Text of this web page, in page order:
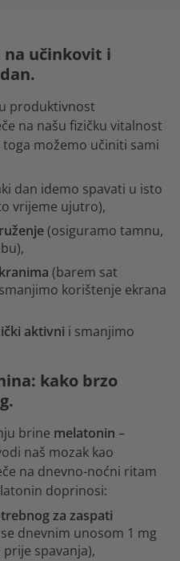
na učinkovit i
produktivnost
na našu fizičku vitalnost
možemo učiniti sami
dan idemo spavati u isto
vrijeme ujutro),
(osiguramo tamnu,
(barem sat
korištenje ekrana
aktivni i smanjimo
kako brzo
brine melatonin –
naš mozak kao
na dnevno-noćni ritam
doprinosi:
za zaspati
dnevnim unosom 1 mg
spavanja),